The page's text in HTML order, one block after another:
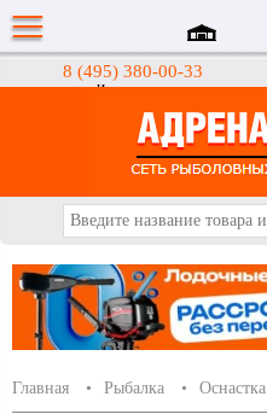
8 (495) 380-00-33
Интернет-магазин
Главная Рыбалка Оснастка